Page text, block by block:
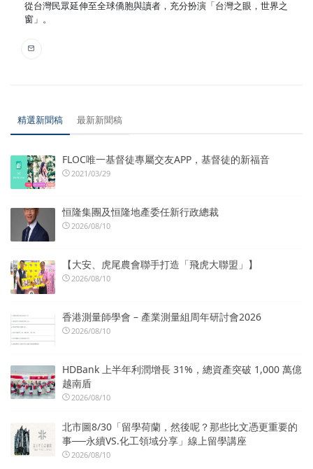
從台灣民眾延伸至全球僑胞與讀者，充分扮演「台灣之眼，世界之
窗」。
精選新聞稿 最新新聞稿
FLOC唯一基督徒專屬交友APP，基督徒的新福音
2021/03/29
恒隆集團及恒隆地產委任新行政總裁
2026/08/10
【大安、虎尾農會聯手打造「飛虎大聯盟」】
2026/08/10
香港測量師學會 – 產業測量組周年研討會2026
2026/08/10
HDBank 上半年利潤增長 31%，總資產突破 1,000 萬億
越南盾
2026/08/10
北市圖8/30「留學荷蘭，然後呢？那些比文憑更重要的
事──永續VS.化工領域分享」線上留學講座
2026/08/10